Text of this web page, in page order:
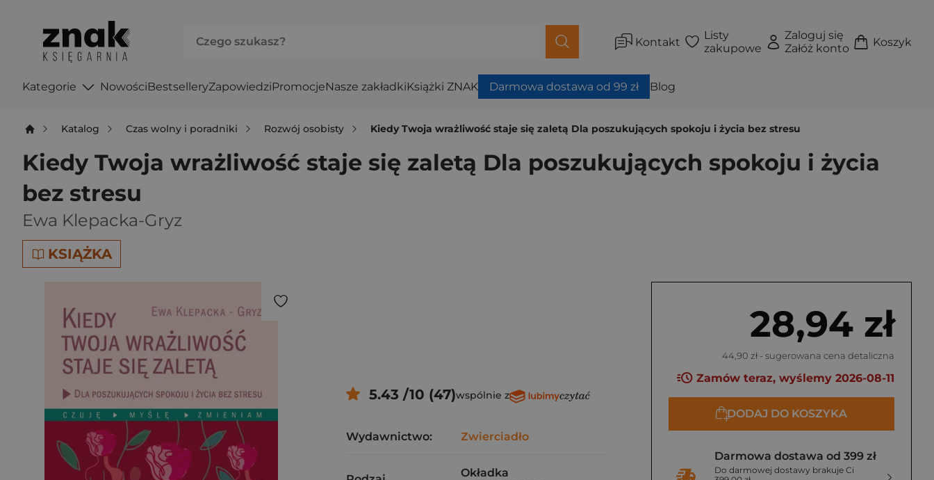
Kontakt
Listy
zakupowe
Zaloguj się
Załóż konto
Koszyk
Kategorie NowościBestselleryZapowiedziPromocjeNasze zakładkiKsiążki ZNAK Darmowa dostawa od 99 zł Blog
Katalog Czas wolny i poradniki Rozwój osobisty Kiedy Twoja wrażliwość staje się zaletą Dla poszukujących spokoju i życia bez stresu
Kiedy Twoja wrażliwość staje się zaletą Dla poszukujących spokoju i życia
bez stresu
Ewa Klepacka-Gryz
KSIĄŻKA
28,94 zł
44,90 zł - sugerowana cena detaliczna
Zamów teraz, wyślemy 2026-08-11
DODAJ DO KOSZYKA
Darmowa dostawa od 399 zł
Do darmowej dostawy brakuje Ci
5.43 /10 (47)wspólnie z
Wydawnictwo: Zwierciadło
Okładka